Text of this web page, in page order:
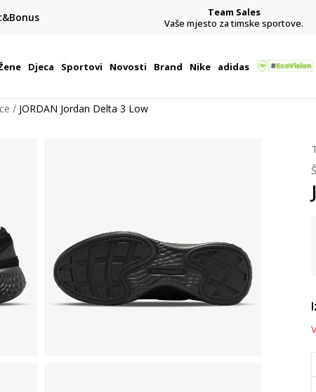
u Hrvatskoj
Team Sales
Vaše mjesto za timske sportove.
Djeca Sportovi Novosti Brand Nike adidas
JORDAN Jordan Delta 3 Low